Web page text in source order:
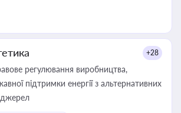
+28
регулювання виробництва,
підтримки енергії з альтернативних
джерел